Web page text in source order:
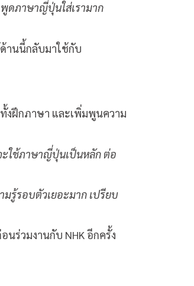
พูดภาษาญี่ปุ่นใส่เรามาก
านนี้กลับมาใช้กับ
งฝึกภาษา และเพิ่มพูนความ
ะใช้ภาษาญี่ปุ่นเป็นหลัก ต่อ
รู้รอบตัวเยอะมาก เปรียบ
ร่วมงานกับ NHK อีกครั้ง